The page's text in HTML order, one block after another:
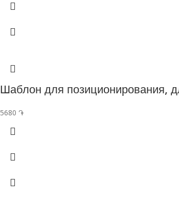
Шаблон для позиционирования,
5680 ֏